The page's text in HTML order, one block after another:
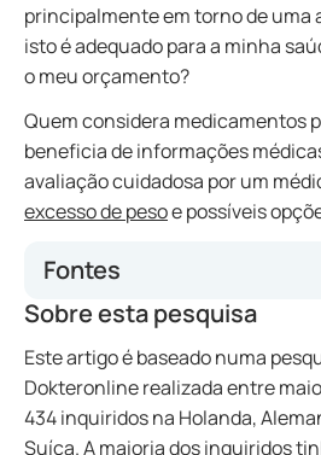
principalmente em torno de uma
isto é adequado para a minha
o meu orçamento?
Quem considera medicamentos
beneficia de informações
avaliação cuidadosa por um
excesso de pesoe possíveis
Fontes
Pesquisa de público-alvo da
da pesquisa sobre
necessidades e preferências,
https://www.cbg-
meb.nl/onderwerpen/
Sobre esta pesquisa
Este artigo é baseado numa
Dokteronline realizada entre
434 inquiridos na Holanda,
Suíça. A maioria dos inquiridos